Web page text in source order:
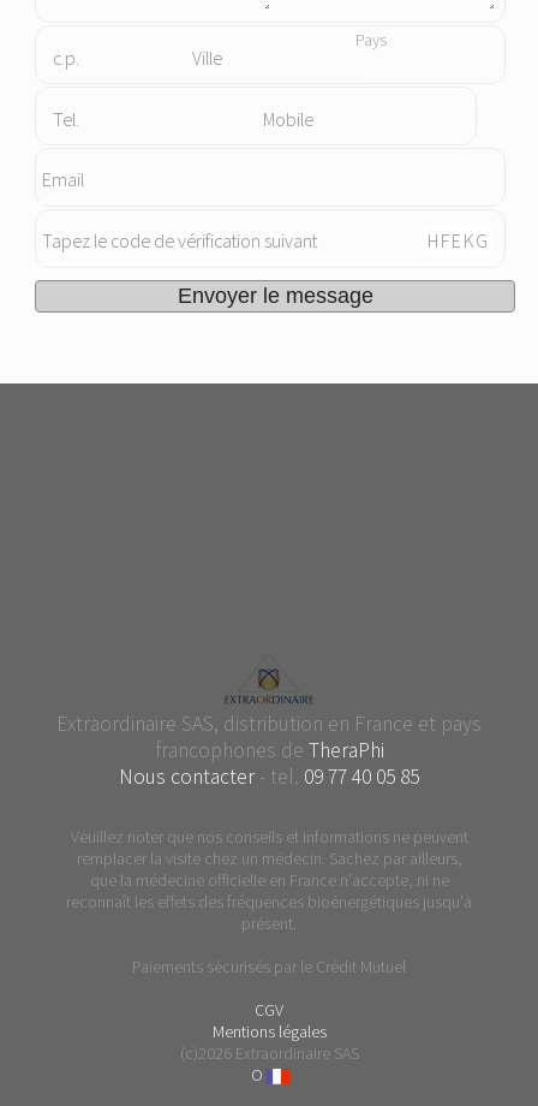
c.p. Ville
Pays
Tel. Mobile
Email
Tapez le code de vérification suivant G
K
E
F
H
Extraordinaire SAS, distribution en France et pays
francophones de TheraPhi
Nous contacter - tel. 09 77 40 05 85
Veuillez noter que nos conseils et informations ne peuvent
remplacer la visite chez un médecin. Sachez par ailleurs,
que la médecine officielle en France n'accepte, ni ne
reconnaît les effets des fréquences bioénergétiques jusqu'à
présent.
Paiements sécurisés par le Crédit Mutuel
CGV
Mentions légales
(c)2026 Extraordinaire SAS
O